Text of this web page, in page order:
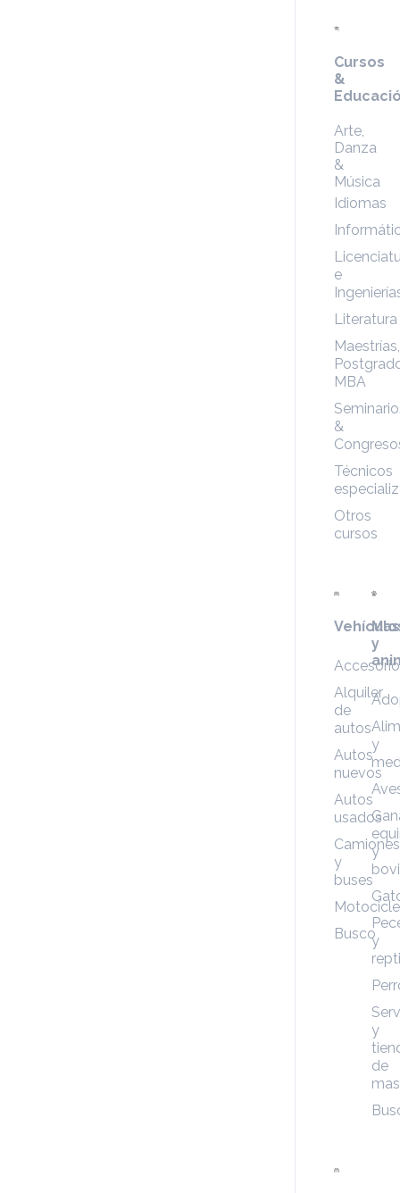
Cursos
&
Arte,
Danza
&
Música
Idiomas
e
Literatura
Maestrías,
MBA
&
Técnicos
Otros
cursos
Alquiler
de
autos
Autos
nuevos
Autos
usados
Camiones
y
buses
Busco
y
y
y
y
y
de